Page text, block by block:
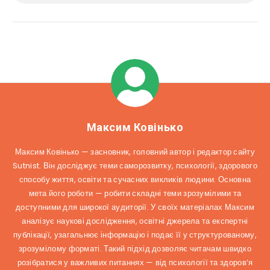
Максим Ковінько
Максим Ковінько — засновник, головний автор і редактор сайту
Sutnist. Він досліджує теми саморозвитку, психології, здорового
способу життя, освіти та сучасних викликів людини. Основна
мета його роботи — робити складні теми зрозумілими та
доступними для широкої аудиторії. У своїх матеріалах Максим
аналізує наукові дослідження, освітні джерела та експертні
публікації, узагальнює інформацію і подає її у структурованому,
зрозумілому форматі. Такий підхід дозволяє читачам швидко
розібратися у важливих питаннях — від психології та здоров’я